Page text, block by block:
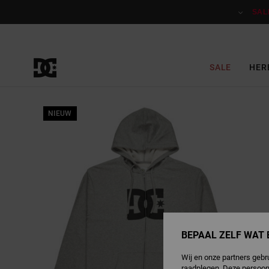
SALE
NIEUW
BEPAAL ZELF WAT
Wij en onze partners